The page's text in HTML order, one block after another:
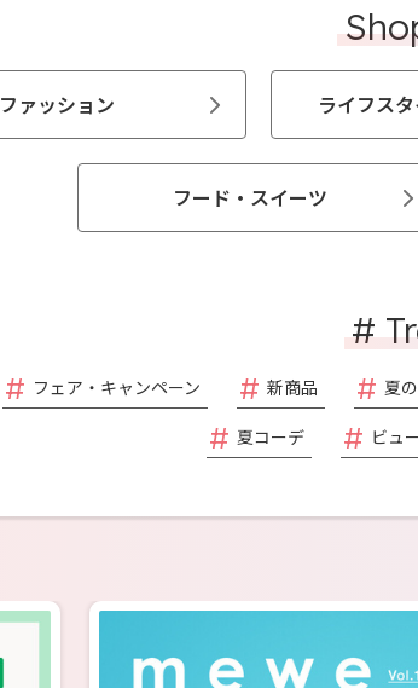
ファッション ライフス
フード・スイーツ
#
フェア・キャンペーン 新商品 夏
夏コーデ ビュ